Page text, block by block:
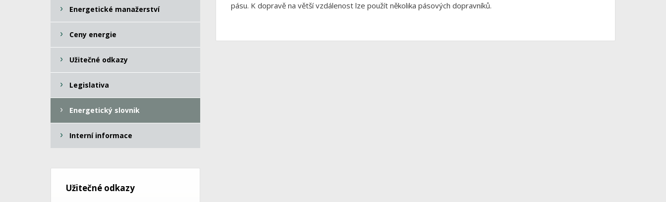
pásu. K dopravě na větší vzdálenost lze použít několika pásových dopravníků.
Energetické manažerství
Ceny energie
Užitečné odkazy
Legislativa
Energetický slovnik
Interní informace
Užitečné odkazy